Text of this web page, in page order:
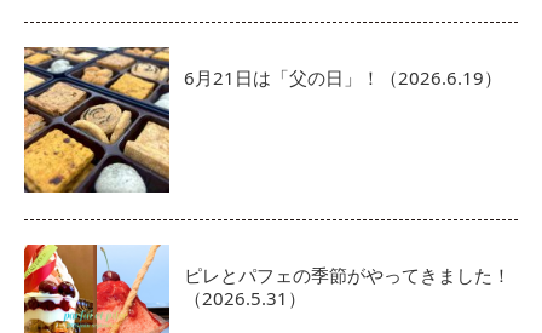
6月21日は「父の日」！（2026.6.19）
ピレとパフェの季節がやってきました！
（2026.5.31）